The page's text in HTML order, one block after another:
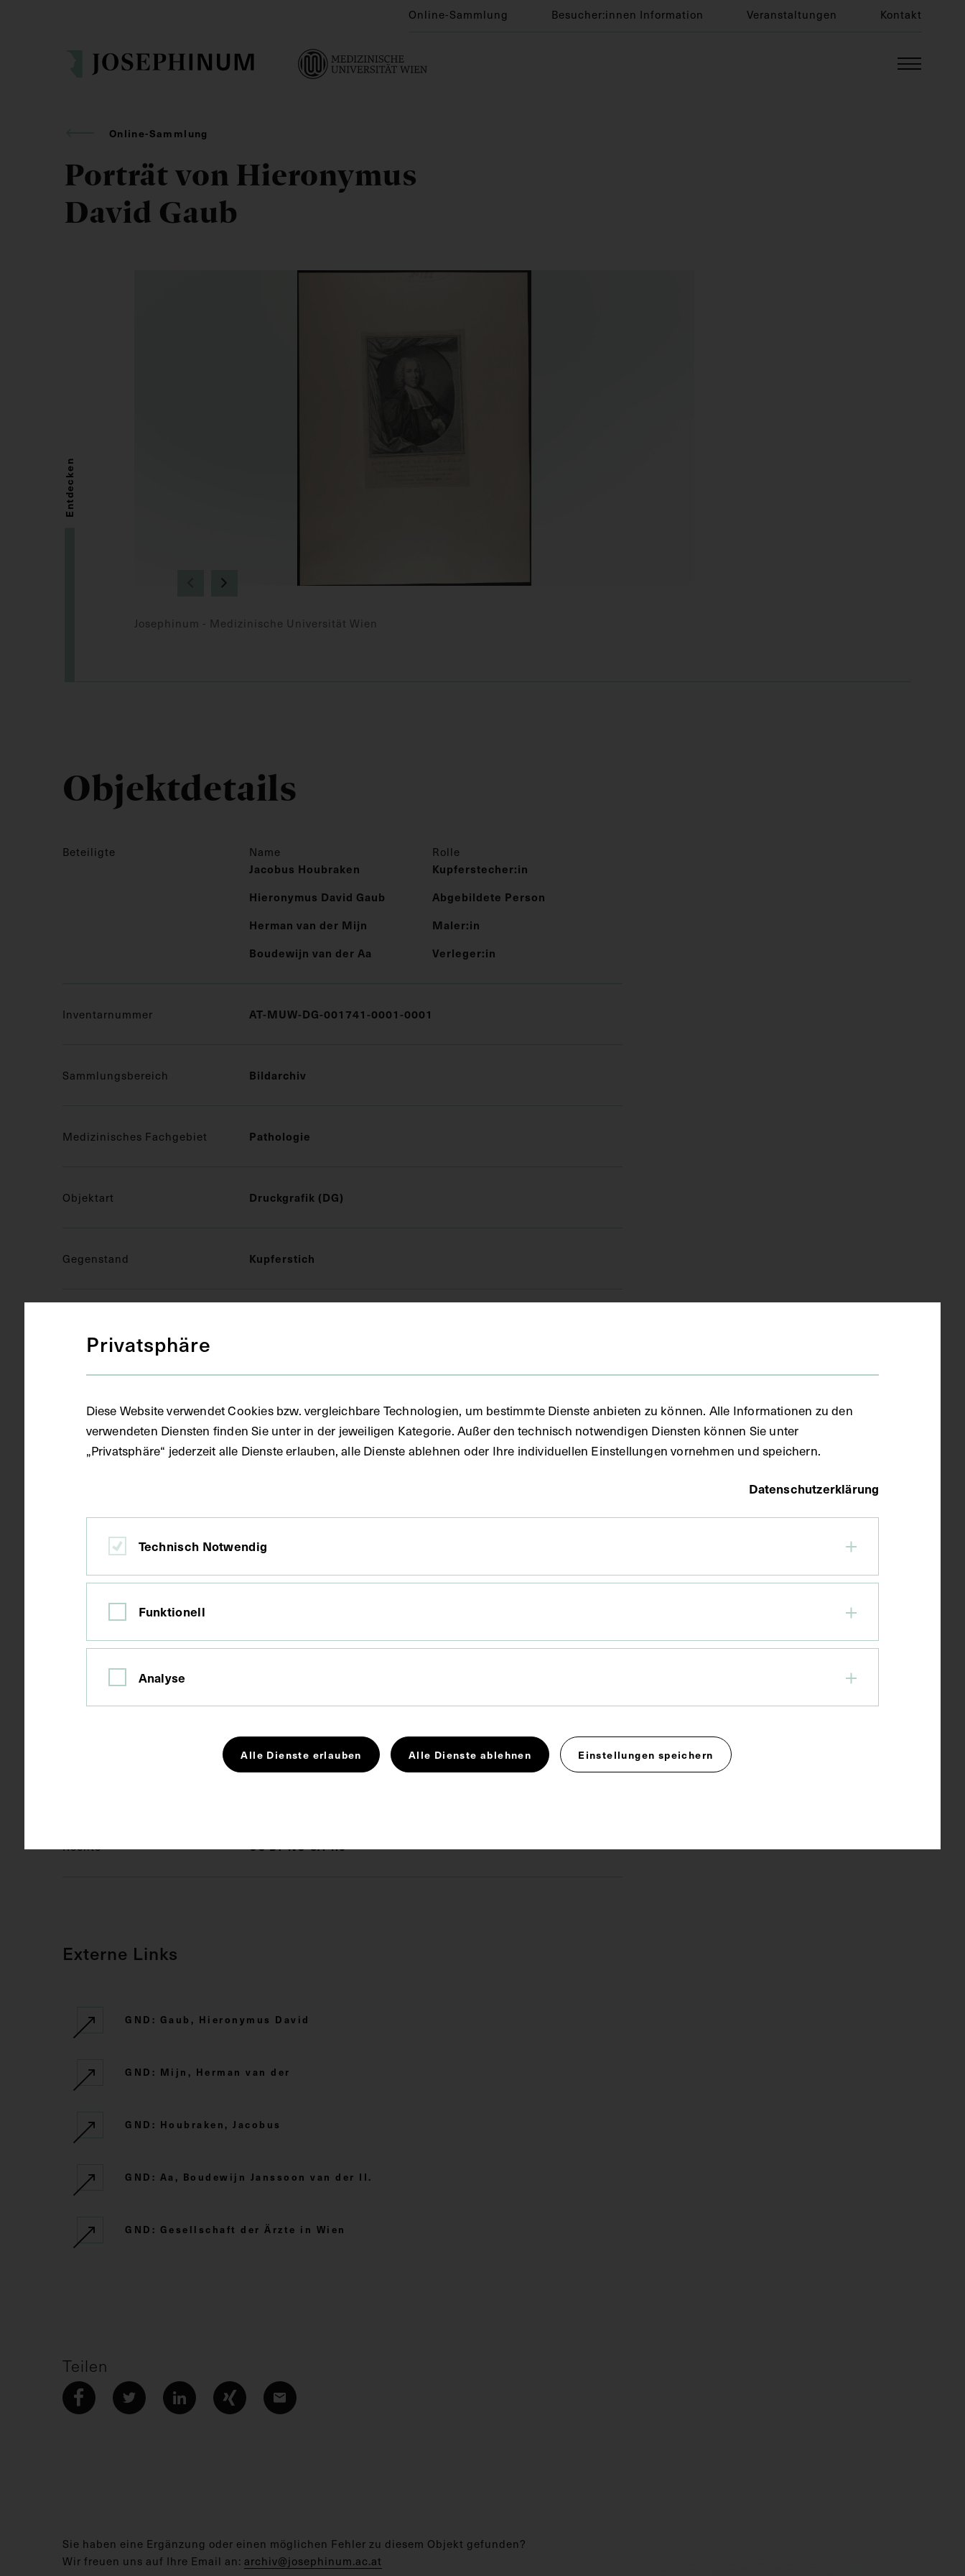
Online-Sammlung Besucher:innen Information Veranstaltungen Kontakt
Online-Sammlung
Porträt von Hieronymus
David Gaub
Josephinum - Medizinische Universität Wien
Entdecken
Objektdetails
Beteiligte Name Rolle
Jacobus Houbraken
Kupferstecher:in
Hieronymus David Gaub
Abgebildete Person
Herman van der Mijn
Maler:in
Boudewijn van der Aa
Verleger:in
Inventarnummer AT-MUW-DG-001741-0001-0001
Sammlungsbereich Bildarchiv
Medizinisches Fachgebiet Pathologie
Objektart Druckgrafik (DG)
Gegenstand Kupferstich
Leiden
Bildmaß inkl. Untergrund 60,7 x 44,9 cm
Kurzbeschreibung
Der Kupferstich wurde 1744 von Jacobus Houbraken nach einem
Wien, versehen.
Rechte CC BY-NC-SA 4.0
Externe Links
GND: Gaub, Hieronymus David
GND: Mijn, Herman van der
GND: Houbraken, Jacobus
GND: Aa, Boudewijn Janssoon van der II.
GND: Gesellschaft der Ärzte in Wien
Teilen
Sie haben eine Ergänzung oder einen möglichen Fehler zu diesem Objekt gefunden?
Wir freuen uns auf Ihre Email an: archiv@josephinum.ac.at
Privatsphäre
Diese Website verwendet Cookies bzw. vergleichbare Technologien, um bestimmte Dienste anbieten zu können. Alle Informationen zu den
verwendeten Diensten finden Sie unter in der jeweiligen Kategorie. Außer den technisch notwendigen Diensten können Sie unter
„Privatsphäre“ jederzeit alle Dienste erlauben, alle Dienste ablehnen oder Ihre individuellen Einstellungen vornehmen und speichern.
Datenschutzerklärung
Technisch Notwendig
Funktionell
Analyse
Alle Dienste erlauben Alle Dienste ablehnen Einstellungen speichern